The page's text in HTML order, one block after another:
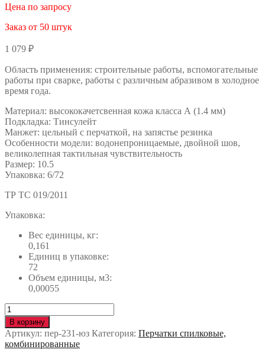
Цена по запросу
Заказ от 50 штук
1 079 ₽
Область применения: строительные работы, вспомогательные
работы при сварке, работы с различным абразивом в холодное
время года.
Материал: высококачетсвенная кожа класса А (1.4 мм)
Подкладка: Тинсулейт
Манжет: цельный с перчаткой, на запястье резинка
Особенности модели: водонепроницаемые, двойной шов,
великолепная тактильная чувствительность
Размер: 10.5
Упаковка: 6/72
ТР ТС 019/2011
Упаковка:
Вес единицы, кг:
0,161
Единиц в упаковке:
72
Объем единицы, м3:
0,00055
Количество
Перчатки
ДРАЙВЕР
KT
пер-231-
В корзину
Артикул: пер-231-юз Категория: Перчатки спилковые,
комбинированные